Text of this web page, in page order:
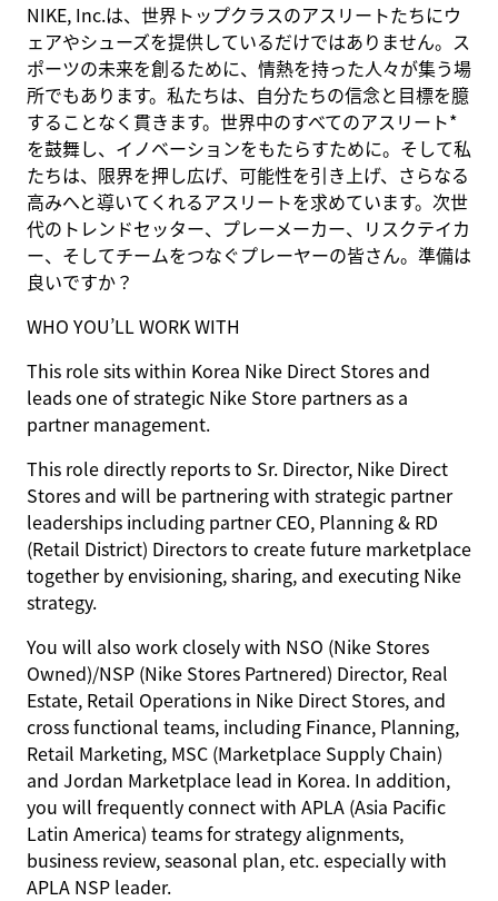
NIKE, Inc.は、世界トップクラスのアスリートたちにウ
ェアやシューズを提供しているだけではありません。ス
ポーツの未来を創るために、情熱を持った人々が集う場
所でもあります。私たちは、自分たちの信念と目標を臆
することなく貫きます。世界中のすべてのアスリート*
を鼓舞し、イノベーションをもたらすために。そして私
たちは、限界を押し広げ、可能性を引き上げ、さらなる
高みへと導いてくれるアスリートを求めています。次世
代のトレンドセッター、プレーメーカー、リスクテイカ
ー、そしてチームをつなぐプレーヤーの皆さん。準備は
良いですか？
WHO YOU’LL WORK WITH
This role sits within Korea Nike Direct Stores and
leads one of strategic Nike Store partners as a
partner management.
This role directly reports to Sr. Director, Nike Direct
Stores and will be partnering with strategic partner
leaderships including partner CEO, Planning & RD
(Retail District) Directors to create future marketplace
together by envisioning, sharing, and executing Nike
strategy.
You will also work closely with NSO (Nike Stores
Owned)/NSP (Nike Stores Partnered) Director, Real
Estate, Retail Operations in Nike Direct Stores, and
cross functional teams, including Finance, Planning,
Retail Marketing, MSC (Marketplace Supply Chain)
and Jordan Marketplace lead in Korea. In addition,
you will frequently connect with APLA (Asia Pacific
Latin America) teams for strategy alignments,
business review, seasonal plan, etc. especially with
APLA NSP leader.